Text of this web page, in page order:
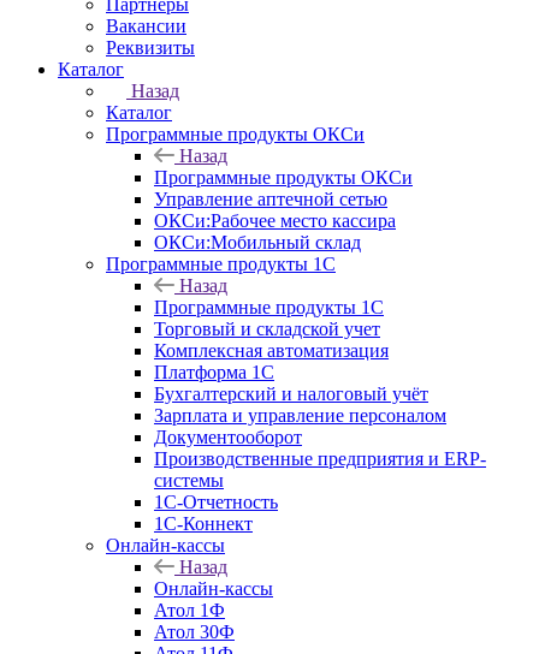
Партнеры
Вакансии
Реквизиты
Каталог
Назад
Каталог
Программные продукты ОКСи
Назад
Программные продукты ОКСи
Управление аптечной сетью
ОКСи:Рабочее место кассира
ОКСи:Мобильный склад
Программные продукты 1С
Назад
Программные продукты 1С
Торговый и складской учет
Комплексная автоматизация
Платформа 1С
Бухгалтерский и налоговый учёт
Зарплата и управление персоналом
Документооборот
Производственные предприятия и ERP-
системы
1С-Отчетность
1С-Коннект
Онлайн-кассы
Назад
Онлайн-кассы
Атол 1Ф
Атол 30Ф